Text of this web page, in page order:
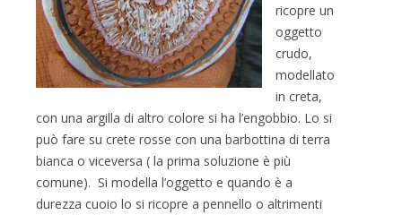
ricopre un
oggetto
crudo,
modellato
in creta,
con una argilla di altro colore si ha l’engobbio. Lo si
può fare su crete rosse con una barbottina di terra
bianca o viceversa ( la prima soluzione è più
comune). Si modella l’oggetto e quando è a
durezza cuoio lo si ricopre a pennello o altrimenti